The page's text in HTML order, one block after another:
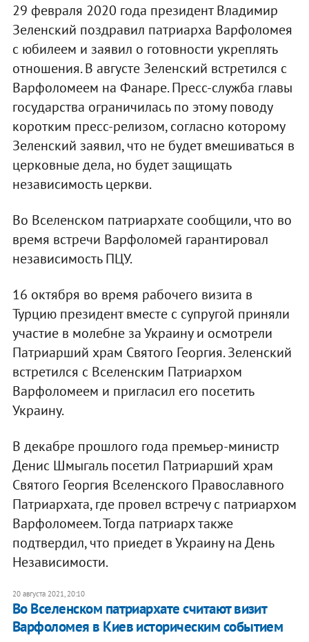
29 февраля 2020 года президент Владимир
Зеленский поздравил патриарха Варфоломея
с юбилеем и заявил о готовности укреплять
отношения. В августе Зеленский встретился с
Варфоломеем на Фанаре. Пресс-служба главы
государства ограничилась по этому поводу
коротким пресс-релизом, согласно которому
Зеленский заявил, что не будет вмешиваться в
церковные дела, но будет защищать
независимость церкви.
Во Вселенском патриархате сообщили, что во
время встречи Варфоломей гарантировал
независимость ПЦУ.
16 октября во время рабочего визита в
Турцию президент вместе с супругой приняли
участие в молебне за Украину и осмотрели
Патриарший храм Святого Георгия. Зеленский
встретился с Вселенским Патриархом
Варфоломеем и пригласил его посетить
Украину.
В декабре прошлого года премьер-министр
Денис Шмыгаль посетил Патриарший храм
Святого Георгия Вселенского Православного
Патриархата, где провел встречу с патриархом
Варфоломеем. Тогда патриарх также
подтвердил, что приедет в Украину на День
Независимости.
20 августа 2021, 20:10
Во Вселенском патриархате считают визит
Варфоломея в Киев историческим событием